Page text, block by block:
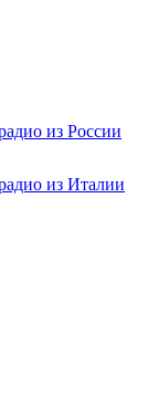
из России
из Италии